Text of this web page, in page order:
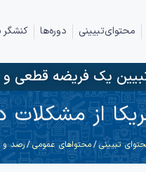
محتوای‌تبیینی دوره‌ها کنشگر
یک فریضه قطعی
از
تبیینی/محتواهای عمومی/رصد و